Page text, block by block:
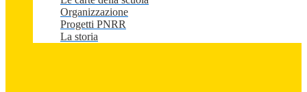
Organizzazione
Progetti PNRR
La storia